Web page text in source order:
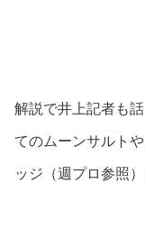
解説で井上記者も
てのムーンサルト
ッジ（週プロ参照